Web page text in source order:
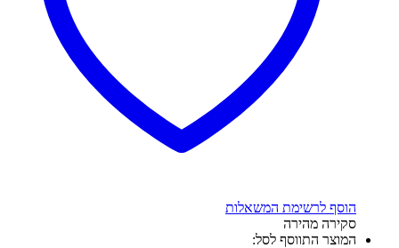
הוסף לרשימת המשאלות
סקירה מהירה
המוצר התווסף לסל: